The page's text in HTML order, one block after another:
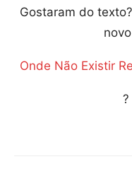
Gostaram do
Onde Não Existir
?